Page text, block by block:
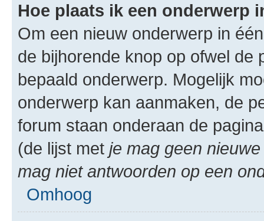
Hoe plaats ik een onderwerp
Om een nieuw onderwerp in
de bijhorende knop op ofwel de
bepaald onderwerp. Mogelijk
onderwerp kan aanmaken, de
forum staan onderaan de
(de lijst met je mag geen
mag niet antwoorden op een
Omhoog